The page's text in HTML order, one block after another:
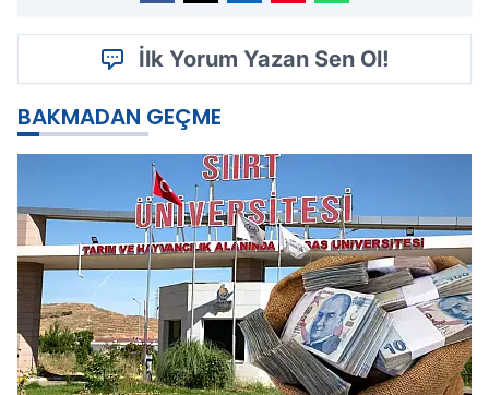
İlk Yorum Yazan Sen Ol!
BAKMADAN GEÇME